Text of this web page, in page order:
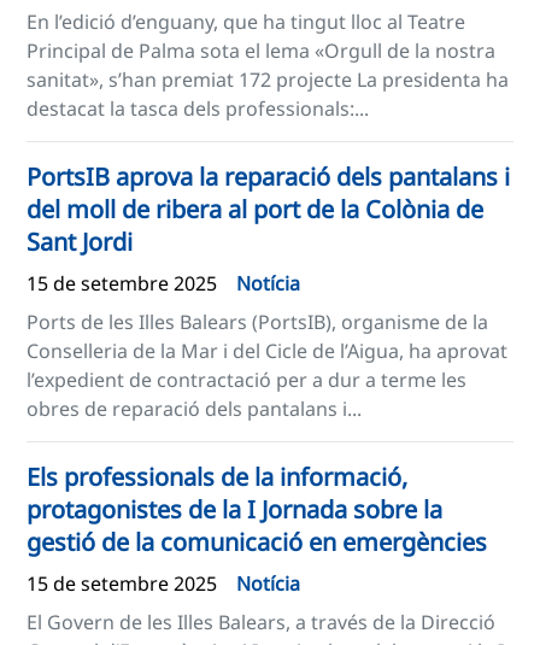
En l’edició d’enguany, que ha tingut lloc al Teatre
Principal de Palma sota el lema «Orgull de la nostra
sanitat», s’han premiat 172 projecte La presidenta ha
destacat la tasca dels professionals:...
PortsIB aprova la reparació dels pantalans i
del moll de ribera al port de la Colònia de
Sant Jordi
15 de setembre 2025
Notícia
Ports de les Illes Balears (PortsIB), organisme de la
Conselleria de la Mar i del Cicle de l’Aigua, ha aprovat
l’expedient de contractació per a dur a terme les
obres de reparació dels pantalans i...
Els professionals de la informació,
protagonistes de la I Jornada sobre la
gestió de la comunicació en emergències
15 de setembre 2025
Notícia
El Govern de les Illes Balears, a través de la Direcció